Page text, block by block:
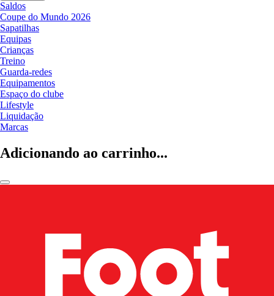
Saldos
Coupe do Mundo 2026
Sapatilhas
Equipas
Crianças
Treino
Guarda-redes
Equipamentos
Espaço do clube
Lifestyle
Liquidação
Marcas
Adicionando ao carrinho...